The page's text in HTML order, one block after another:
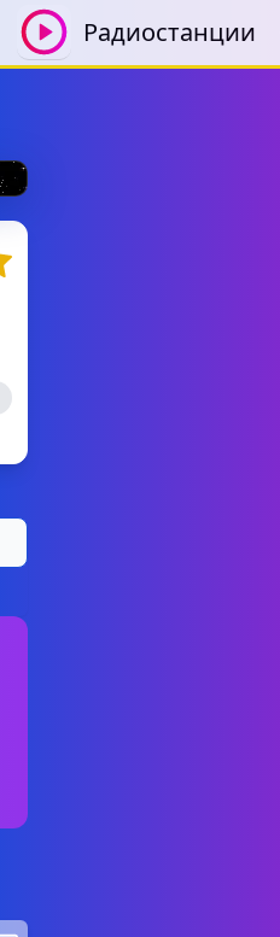
Радиостанции